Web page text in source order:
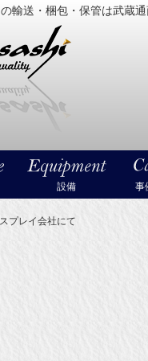
輸送・梱包・保管は武蔵
設備 事
プレイ会社にて